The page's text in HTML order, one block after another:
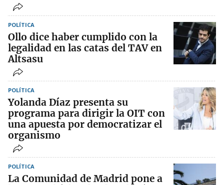
POLÍTICA
Ollo dice haber cumplido con la
legalidad en las catas del TAV en
Altsasu
POLÍTICA
Yolanda Díaz presenta su
programa para dirigir la OIT con
una apuesta por democratizar el
organismo
POLÍTICA
La Comunidad de Madrid pone a